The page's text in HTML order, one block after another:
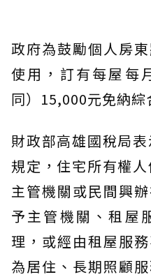
政府為鼓勵個人房
使用，訂有每屋每
同）15,000元免納綜
財政部高雄國稅局
規定，住宅所有權
主管機關或民間興
予主管機關、租屋
理，或經由租屋服
為居住、長期照顧